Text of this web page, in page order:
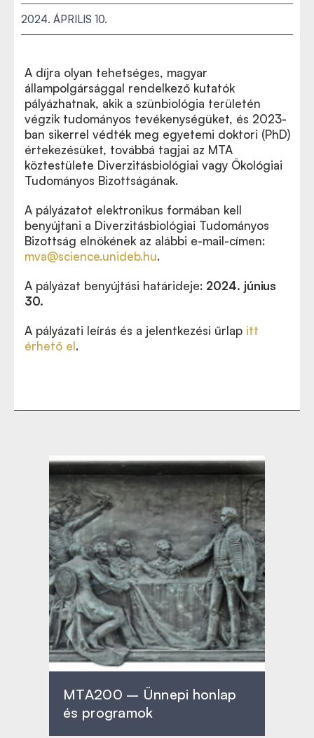
2024. ÁPRILIS 10.
A díjra olyan tehetséges, magyar
állampolgársággal rendelkező kutatók
pályázhatnak, akik a szünbiológia területén
végzik tudományos tevékenységüket, és 2023-
ban sikerrel védték meg egyetemi doktori (PhD)
értekezésüket, továbbá tagjai az MTA
köztestülete Diverzitásbiológiai vagy Ökológiai
Tudományos Bizottságának.
A pályázatot elektronikus formában kell
benyújtani a Diverzitásbiológiai Tudományos
Bizottság elnökének az alábbi e-mail-címen:
mva@science.unideb.hu.
A pályázat benyújtási határideje: 2024. június
30.
A pályázati leírás és a jelentkezési űrlap itt
érhető el.
MTA200 – Ünnepi honlap
és programok